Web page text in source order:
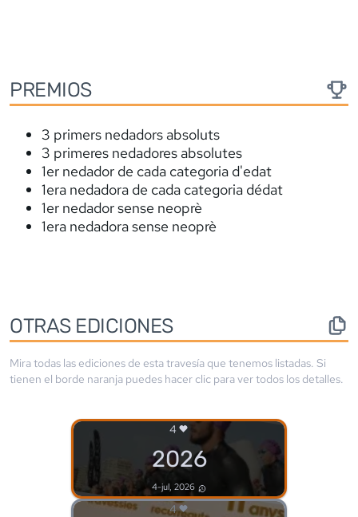
PREMIOS
3 primers nedadors absoluts
3 primeres nedadores absolutes
1er nedador de cada categoria d'edat
1era nedadora de cada categoria d´edat
1er nedador sense neoprè
1era nedadora sense neoprè
OTRAS EDICIONES
Mira todas las ediciones de esta travesía que tenemos listadas. Si
tienen el borde naranja puedes hacer clic para ver todos los detalles.
4
2026
4-jul, 2026
4